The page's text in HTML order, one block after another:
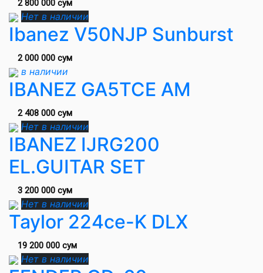
2 800 000 сум
Нет в наличии
Ibanez V50NJP Sunburst
2 000 000 сум
в наличии
IBANEZ GA5TCE AM
2 408 000 сум
Нет в наличии
IBANEZ IJRG200
EL.GUITAR SET
3 200 000 сум
Нет в наличии
Taylor 224ce-K DLX
19 200 000 сум
Нет в наличии